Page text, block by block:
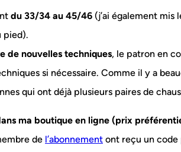
du 33/34 au 45/46 (j’ai également mis
pied).
de nouvelles techniques, le patron en
si nécessaire. Comme il y a
qui ont déjà plusieurs paires de
ma boutique en ligne (prix
de l’abonnement ont reçu un code